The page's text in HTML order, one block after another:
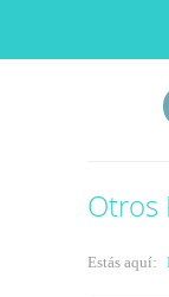
Otros
Estás aquí: